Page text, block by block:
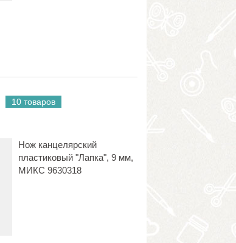
10 товаров
Нож канцелярский
пластиковый "Лапка", 9 мм,
МИКС 9630318